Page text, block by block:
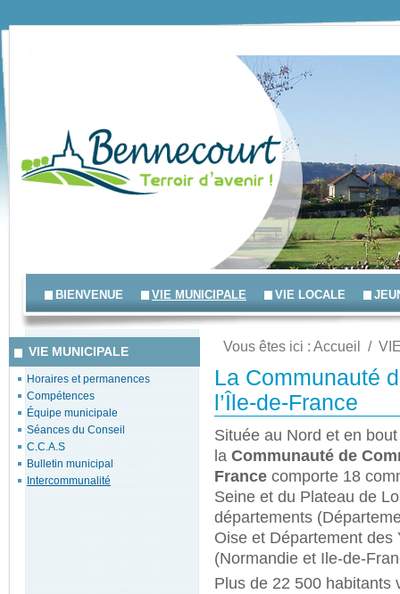
BIENVENUE VIE MUNICIPALE VIE LOCALE
Vous êtes ici : Accueil /
La Communauté
l’Île-de-France
Située au Nord et en
la Communauté de
France comporte 18
Seine et du Plateau de
départements
Oise et Département
(Normandie et Ile-de-
Plus de 22 500 habitants
VIE MUNICIPALE
Horaires et permanences
Compétences
Équipe municipale
Séances du Conseil
C.C.A.S
Bulletin municipal
Intercommunalité